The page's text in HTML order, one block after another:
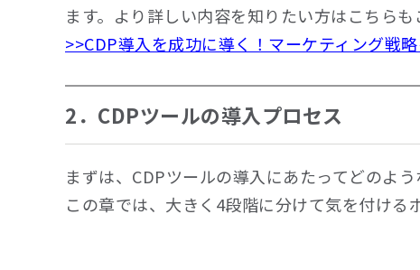
ます。より詳しい内容を知りたい方はこちらも
>>CDP導入を成功に導く！マーケティング戦
2．CDPツールの導入プロセス
まずは、CDPツールの導入にあたってどのよ
この章では、大きく4段階に分けて気を付ける